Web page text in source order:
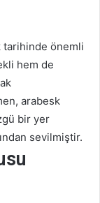
tarihinde önemli
hem de
arabesk
bir yer
sevilmiştir.